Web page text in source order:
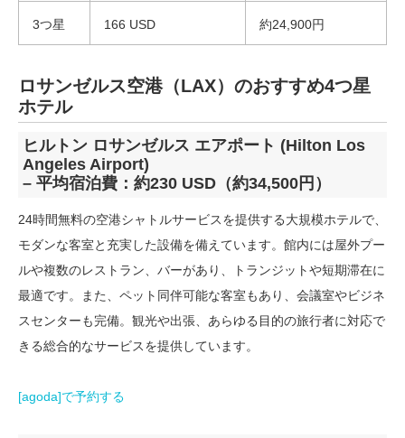
3つ星 166 USD 約24,900円
ロサンゼルス空港（LAX）のおすすめ4つ星
ホテル
ヒルトン ロサンゼルス エアポート (Hilton Los
Angeles Airport)
– 平均宿泊費：約230 USD（約34,500円）
24時間無料の空港シャトルサービスを提供する大規模ホテルで、
モダンな客室と充実した設備を備えています。館内には屋外プー
ルや複数のレストラン、バーがあり、トランジットや短期滞在に
最適です。また、ペット同伴可能な客室もあり、会議室やビジネ
スセンターも完備。観光や出張、あらゆる目的の旅行者に対応で
きる総合的なサービスを提供しています。
[agoda]で予約する